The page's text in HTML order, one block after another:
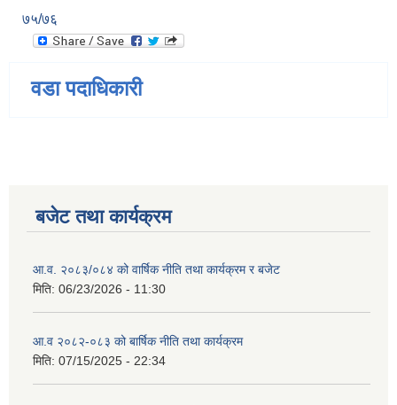
७५/७६
वडा पदाधिकारी
बजेट तथा कार्यक्रम
आ.व. २०८३/०८४ को वार्षिक नीति तथा कार्यक्रम र बजेट
मिति: 06/23/2026 - 11:30
आ.व २०८२-०८३ को बार्षिक नीति तथा कार्यक्रम
मिति: 07/15/2025 - 22:34